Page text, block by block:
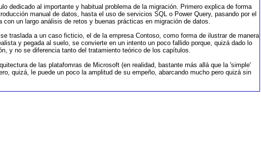
dedicado al importante y habitual problema de la migración. Primero explica de forma
manual de datos, hasta el uso de servicios SQL o Power Query, pasando por el
un largo análisis de retos y buenas prácticas en migración de datos.
traslada a un caso ficticio, el de la empresa Contoso, como forma de ilustrar de manera
y pegada al suelo, se convierte en un intento un poco fallido porque, quizá dado lo
y no se diferencia tanto del tratamiento teórico de los capítulos.
de las platafomras de Microsoft (en realidad, bastante más allá que la 'simple'
quizá, le puede un poco la amplitud de su empeño, abarcando mucho pero quizá sin